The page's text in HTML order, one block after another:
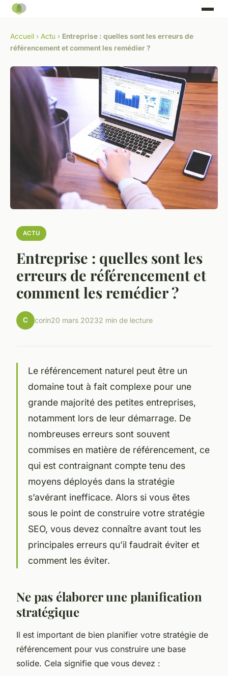
Accueil › Actu › Entreprise : quelles sont les erreurs de
référencement et comment les remédier ?
ACTU
Entreprise : quelles sont les
erreurs de référencement et
comment les remédier ?
C corin20 mars 20232 min de lecture
Le référencement naturel peut être un
domaine tout à fait complexe pour une
grande majorité des petites entreprises,
notamment lors de leur démarrage. De
nombreuses erreurs sont souvent
commises en matière de référencement, ce
qui est contraignant compte tenu des
moyens déployés dans la stratégie
s’avérant inefficace. Alors si vous êtes
sous le point de construire votre stratégie
SEO, vous devez connaître avant tout les
principales erreurs qu’il faudrait éviter et
comment les éviter.
Ne pas élaborer une planification
stratégique
Il est important de bien planifier votre stratégie de
référencement pour vus construire une base
solide. Cela signifie que vous devez :